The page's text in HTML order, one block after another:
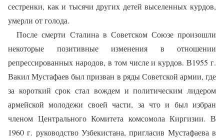
сестренки, как и тысячи других детей выселенных курдов,
умерли от голода.
После смерти Сталина в Советском Союзе произошли
некоторые позитивные изменения в отношении
репрессированных народов, в том числе и курдов. В1955 г.
Вакил Мустафаев был призван в ряды Советской армии, где
за короткий срок стал вождем и политическим лидером
армейской молодежи своей части, за что и был избран
членом Центрального Комитета комсомола Киргизии. В
1960 г. руководство Узбекистана, пригласив Мустафаева в